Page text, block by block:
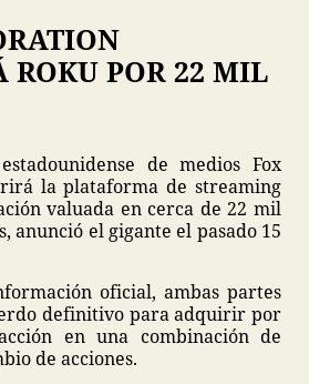
ROKU POR 22 MIL
de medios Fox
la plataforma de streaming
valuada en cerca de 22 mil
anunció el gigante el pasado 15
oficial, ambas partes
definitivo para adquirir por
en una combinación de
de acciones.